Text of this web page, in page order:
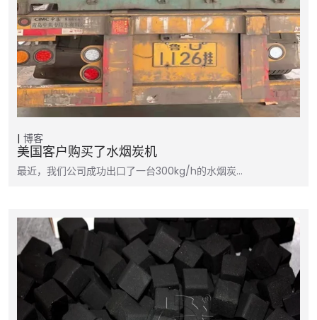
博客
美国客户购买了水烟炭机
最近，我们公司成功出口了一台300kg/h的水烟炭…